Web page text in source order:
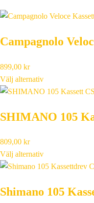
Campagnolo
899,00 kr
Välj alternativ
SHIMANO 105
809,00 kr
Välj alternativ
Shimano 105